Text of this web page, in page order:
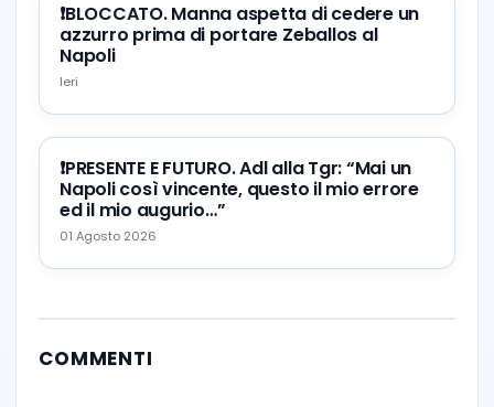
❗️BLOCCATO. Manna aspetta di cedere un
azzurro prima di portare Zeballos al
Napoli
Ieri
❗️PRESENTE E FUTURO. Adl alla Tgr: “Mai un
Napoli così vincente, questo il mio errore
ed il mio augurio…”
01 Agosto 2026
COMMENTI